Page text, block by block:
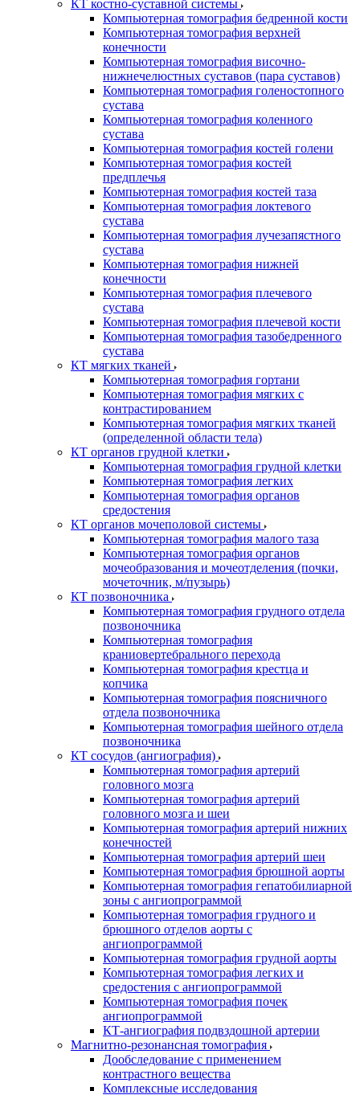
КТ костно-суставной системы
Компьютерная томография бедренной кости
Компьютерная томография верхней
конечности
Компьютерная томография височно-
нижнечелюстных суставов (пара суставов)
Компьютерная томография голеностопного
сустава
Компьютерная томография коленного
сустава
Компьютерная томография костей голени
Компьютерная томография костей
предплечья
Компьютерная томография костей таза
Компьютерная томография локтевого
сустава
Компьютерная томография лучезапястного
сустава
Компьютерная томография нижней
конечности
Компьютерная томография плечевого
сустава
Компьютерная томография плечевой кости
Компьютерная томография тазобедренного
сустава
КТ мягких тканей
Компьютерная томография гортани
Компьютерная томография мягких с
контрастированием
Компьютерная томография мягких тканей
(определенной области тела)
КТ органов грудной клетки
Компьютерная томография грудной клетки
Компьютерная томография легких
Компьютерная томография органов
средостения
КТ органов мочеполовой системы
Компьютерная томография малого таза
Компьютерная томография органов
мочеобразования и мочеотделения (почки,
мочеточник, м/пузырь)
КТ позвоночника
Компьютерная томография грудного отдела
позвоночника
Компьютерная томография
краниовертебрального перехода
Компьютерная томография крестца и
копчика
Компьютерная томография поясничного
отдела позвоночника
Компьютерная томография шейного отдела
позвоночника
КТ сосудов (ангиография)
Компьютерная томография артерий
головного мозга
Компьютерная томография артерий
головного мозга и шеи
Компьютерная томография артерий нижних
конечностей
Компьютерная томография артерий шеи
Компьютерная томография брюшной аорты
Компьютерная томография гепатобилиарной
зоны с ангиопрограммой
Компьютерная томография грудного и
брюшного отделов аорты с
ангиопрограммой
Компьютерная томография грудной аорты
Компьютерная томография легких и
средостения с ангиопрограммой
Компьютерная томография почек
ангиопрограммой
КТ-ангиография подвздошной артерии
Магнитно-резонансная томография
Дообследование с применением
контрастного вещества
Комплексные исследования